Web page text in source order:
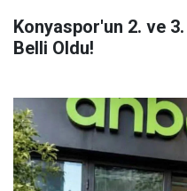
Konyaspor'un 2. ve
Belli Oldu!